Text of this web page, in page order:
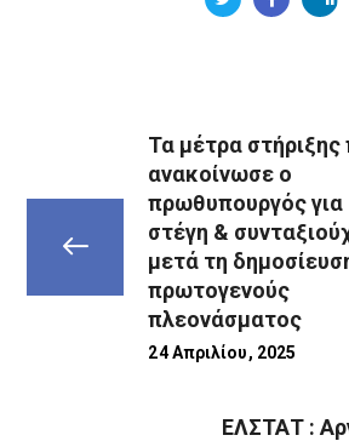
Τα μέτρα στήριξης
ανακοίνωσε ο
πρωθυπουργός για
στέγη &
μετά τη
πρωτογενούς
πλεονάσματος
24 Απριλίου, 2025
ΕΛΣΤΑΤ :